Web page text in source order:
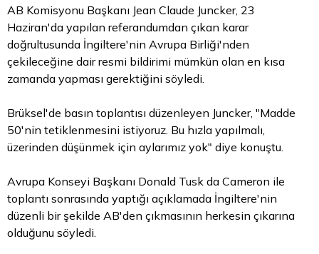
AB Komisyonu Başkanı Jean Claude Juncker, 23
Haziran'da yapılan referandumdan çıkan karar
doğrultusunda İngiltere'nin Avrupa Birliği'nden
çekileceğine dair resmi bildirimi mümkün olan en kısa
zamanda yapması gerektiğini söyledi.
Brüksel'de basın toplantısı düzenleyen Juncker, "Madde
50'nin tetiklenmesini istiyoruz. Bu hızla yapılmalı,
üzerinden düşünmek için aylarımız yok" diye konuştu.
Avrupa Konseyi Başkanı Donald Tusk da Cameron ile
toplantı sonrasında yaptığı açıklamada İngiltere'nin
düzenli bir şekilde AB'den çıkmasının herkesin çıkarına
olduğunu söyledi.